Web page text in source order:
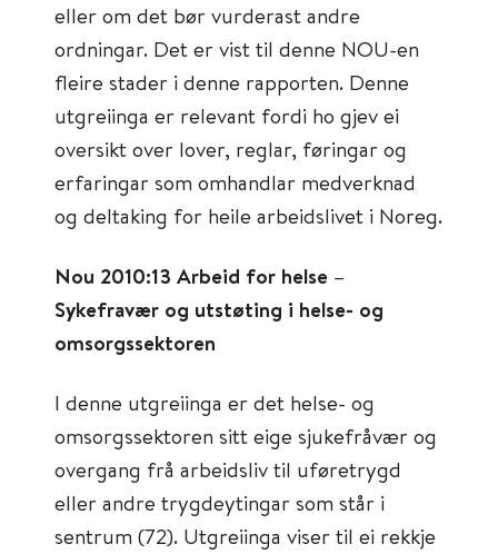
eller om det bør vurderast andre
ordningar. Det er vist til denne NOU-en
fleire stader i denne rapporten. Denne
utgreiinga er relevant fordi ho gjev ei
oversikt over lover, reglar, føringar og
erfaringar som omhandlar medverknad
og deltaking for heile arbeidslivet i Noreg.
Nou 2010:13 Arbeid for helse –
Sykefravær og utstøting i helse- og
omsorgssektoren
I denne utgreiinga er det helse- og
omsorgssektoren sitt eige sjukefråvær og
overgang frå arbeidsliv til uføretrygd
eller andre trygdeytingar som står i
sentrum (72). Utgreiinga viser til ei rekkje